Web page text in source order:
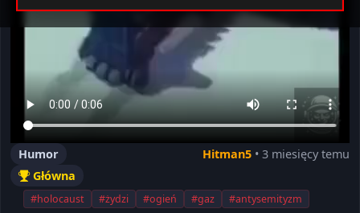
Ustawienia Wyloguj
Humor Hitman5 • 3 miesięcy temu
Główna
#holocaust #żydzi #ogień #gaz #antysemityzm